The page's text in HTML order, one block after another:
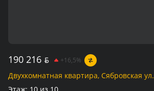
190 216 BYN +16,5%
Двухкомнатная квартира, Сябровская ул.